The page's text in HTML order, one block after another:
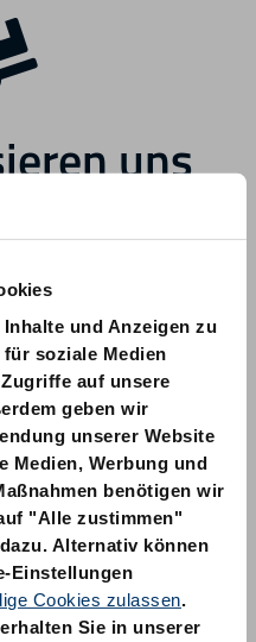
und Anzeigen zu
soziale Medien
auf unsere
geben wir
unserer Website
Medien, Werbung und
benötigen wir
"Alle zustimmen"
Alternativ können
Einstellungen
Cookies zulassen.
Sie in unserer
uns
andere
wenden
quality.com